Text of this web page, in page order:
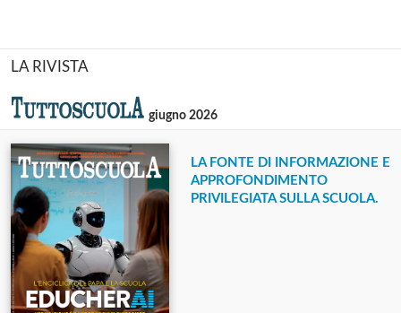
LA RIVISTA
giugno 2026
LA FONTE DI INFORMAZIONE E
APPROFONDIMENTO
PRIVILEGIATA SULLA SCUOLA.